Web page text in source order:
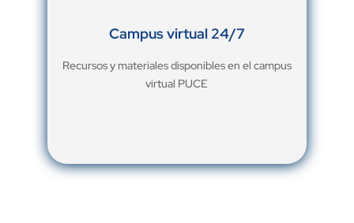
Campus virtual 24/7
Recursos y materiales disponibles en el campus
virtual PUCE